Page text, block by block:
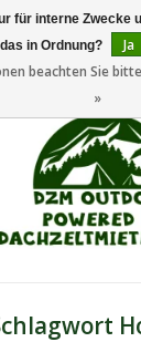
für interne Zwecke
das in Ordnung?
Ja
beachten Sie
»